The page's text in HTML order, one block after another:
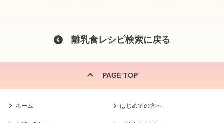
離乳食レシピ検索に戻る
PAGE TOP
ホーム はじめての方へ